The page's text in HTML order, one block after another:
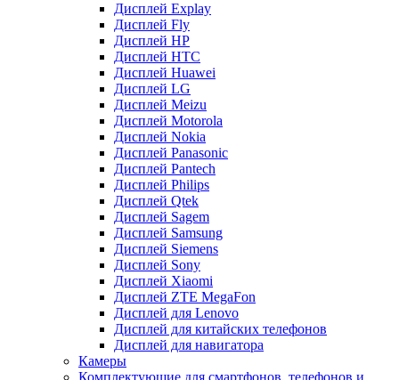
Дисплей Explay
Дисплей Fly
Дисплей HP
Дисплей HTC
Дисплей Huawei
Дисплей LG
Дисплей Meizu
Дисплей Motorola
Дисплей Nokia
Дисплей Panasonic
Дисплей Pantech
Дисплей Philips
Дисплей Qtek
Дисплей Sagem
Дисплей Samsung
Дисплей Siemens
Дисплей Sony
Дисплей Xiaomi
Дисплей ZTE MegaFon
Дисплей для Lenovo
Дисплей для китайских телефонов
Дисплей для навигатора
Камеры
Комплектующие для смартфонов, телефонов и